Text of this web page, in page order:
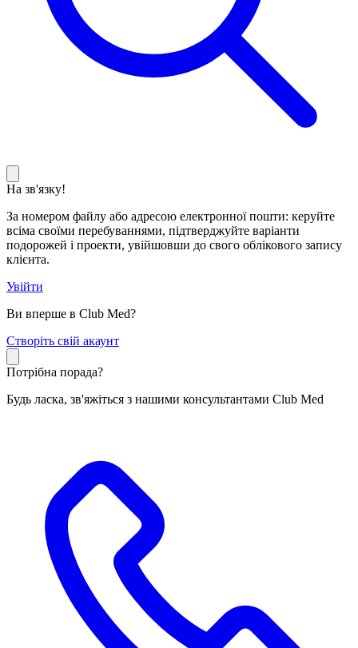
На зв'язку!
За номером файлу або адресою електронної пошти: керуйте
всіма своїми перебуваннями, підтверджуйте варіанти
подорожей і проекти, увійшовши до свого облікового запису
клієнта.
Увійти
Ви вперше в Club Med?
Створіть свій акаунт
Потрібна порада?
Будь ласка, зв'яжіться з нашими консультантами Club Med